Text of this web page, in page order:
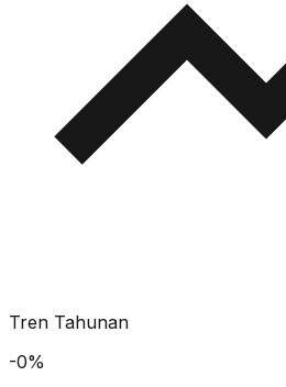
Tren Tahunan
-0%